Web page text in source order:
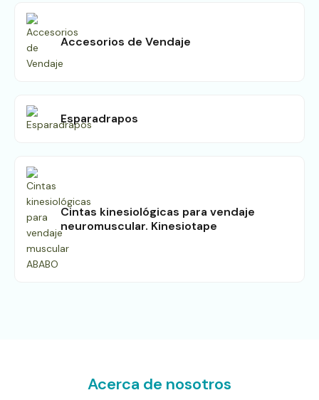
Accesorios de Vendaje
Esparadrapos
Cintas kinesiológicas para vendaje
neuromuscular. Kinesiotape
Acerca de nosotros